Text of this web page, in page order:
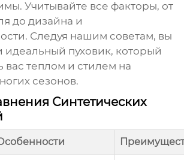
Учитывайте все факторы, от
до дизайна и
Следуя нашим советам, вы
идеальный пуховик, который
вас теплом и стилем на
сезонов.
Синтетических